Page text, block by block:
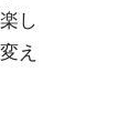
し
え